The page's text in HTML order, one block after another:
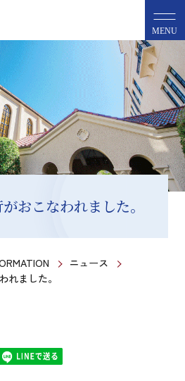
MENU
おこなわれました。
ニュース
れました。